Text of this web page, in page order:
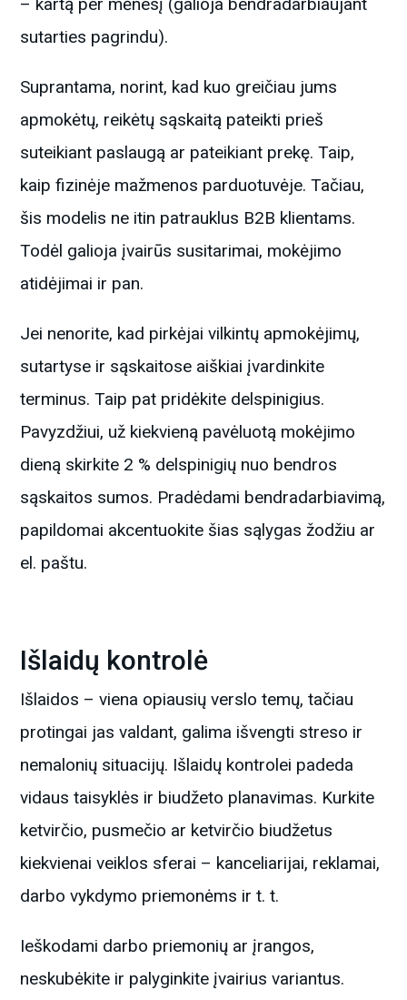
sutarties pagrindu).
Suprantama, norint, kad kuo greičiau jums
apmokėtų, reikėtų sąskaitą pateikti prieš
suteikiant paslaugą ar pateikiant prekę. Taip,
kaip fizinėje mažmenos parduotuvėje. Tačiau,
šis modelis ne itin patrauklus B2B klientams.
Todėl galioja įvairūs susitarimai, mokėjimo
atidėjimai ir pan.
Jei nenorite, kad pirkėjai vilkintų apmokėjimų,
sutartyse ir sąskaitose aiškiai įvardinkite
terminus. Taip pat pridėkite delspinigius.
Pavyzdžiui, už kiekvieną pavėluotą mokėjimo
dieną skirkite 2 % delspinigių nuo bendros
sąskaitos sumos. Pradėdami bendradarbiavimą,
papildomai akcentuokite šias sąlygas žodžiu ar
el. paštu.
Išlaidų kontrolė
Išlaidos – viena opiausių verslo temų, tačiau
protingai jas valdant, galima išvengti streso ir
nemalonių situacijų. Išlaidų kontrolei padeda
vidaus taisyklės ir biudžeto planavimas. Kurkite
ketvirčio, pusmečio ar ketvirčio biudžetus
kiekvienai veiklos sferai – kanceliarijai, reklamai,
darbo vykdymo priemonėms ir t. t.
Ieškodami darbo priemonių ar įrangos,
neskubėkite ir palyginkite įvairius variantus.